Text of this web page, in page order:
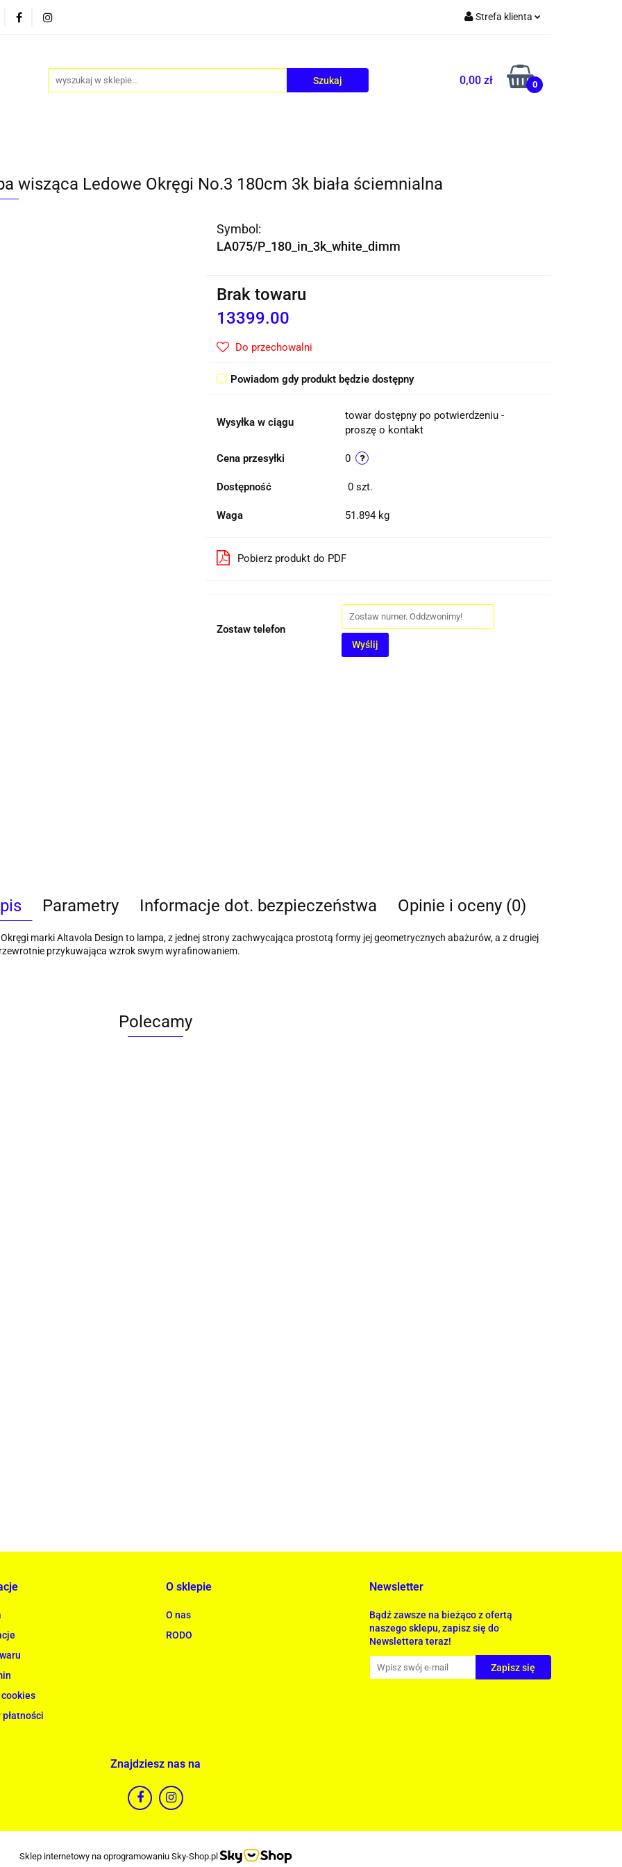
Strefa klienta
Zarejestruj się
Dodaj zgłoszenie
0,00 zł 0
AKCESORIA
wisząca Ledowe Okręgi No.3 180cm 3k biała ściemnialna
Symbol:
LA075/P_180_in_3k_white_dimm
Brak towaru
13399.00
Do przechowalni
Powiadom gdy produkt będzie dostępny
Wysyłka w ciągu
towar dostępny po potwierdzeniu -
proszę o kontakt
Cena przesyłki 0
Dostępność 0 szt.
Waga 51.894 kg
Pobierz produkt do PDF
Zostaw telefon
Wyślij
Parametry Informacje dot. bezpieczeństwa Opinie i oceny (0)
marki Altavola Design to lampa, z jednej strony zachwycająca prostotą formy jej geometrycznych abażurów, a z drugiej
przykuwająca wzrok swym wyrafinowaniem.
Polecamy
O sklepie
O nas
RODO
Newsletter
Bądź zawsze na bieżąco z ofertą
naszego sklepu, zapisz się do
Newslettera teraz!
Znajdziesz nas na
Sklep internetowy na oprogramowaniu Sky-Shop.pl